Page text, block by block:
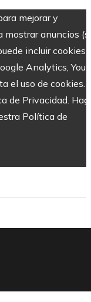
mejorar y
mostrar anuncios
incluir cookies
Analytics,
el uso de cookies.
de Privacidad.
Política de